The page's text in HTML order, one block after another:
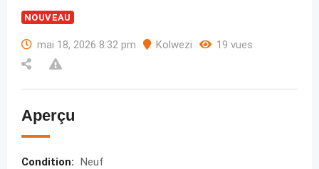
NOUVEAU
mai 18, 2026 8:32 pm Kolwezi 19 vues
Aperçu
Condition: Neuf